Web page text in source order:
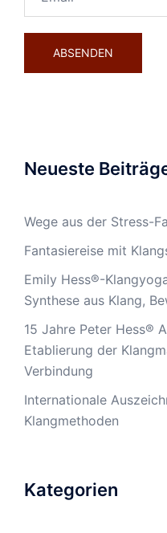
Neueste
Wege aus der Stress-
Fantasiereise mit
Emily Hess®-
Synthese aus Klang,
15 Jahre Peter Hess®
Etablierung der
Verbindung
Internationale
Klangmethoden
Kategorien